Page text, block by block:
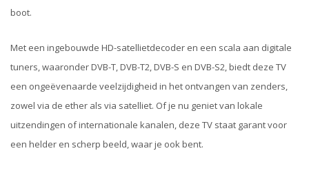
boot.
Met een ingebouwde HD-satellietdecoder en een scala aan digitale
tuners, waaronder DVB-T, DVB-T2, DVB-S en DVB-S2, biedt deze TV
een ongeëvenaarde veelzijdigheid in het ontvangen van zenders,
zowel via de ether als via satelliet. Of je nu geniet van lokale
uitzendingen of internationale kanalen, deze TV staat garant voor
een helder en scherp beeld, waar je ook bent.